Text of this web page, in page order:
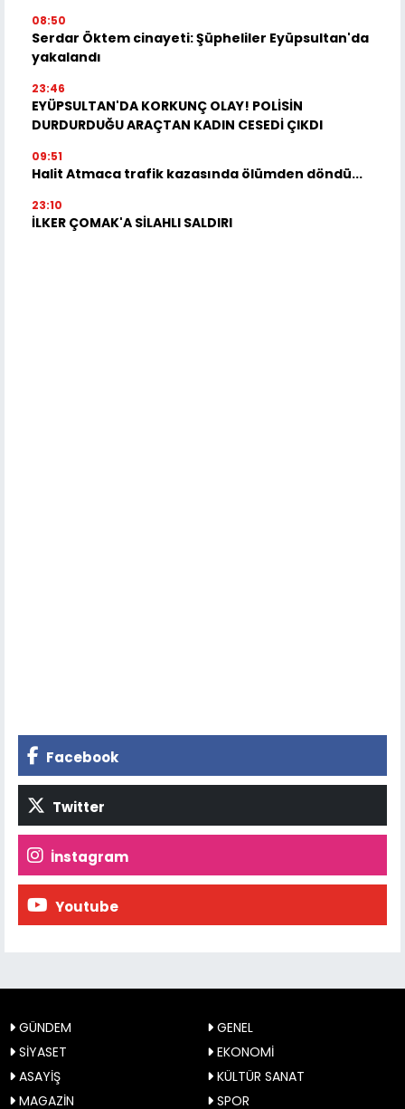
08:50
Serdar Öktem cinayeti: Şüpheliler Eyüpsultan'da
yakalandı
23:46
EYÜPSULTAN'DA KORKUNÇ OLAY! POLİSİN
DURDURDUĞU ARAÇTAN KADIN CESEDİ ÇIKDI
09:51
Halit Atmaca trafik kazasında ölümden döndü...
23:10
İLKER ÇOMAK'A SİLAHLI SALDIRI
Facebook
Twitter
İnstagram
Youtube
GÜNDEM
GENEL
SİYASET
EKONOMİ
ASAYİŞ
KÜLTÜR SANAT
MAGAZİN
SPOR